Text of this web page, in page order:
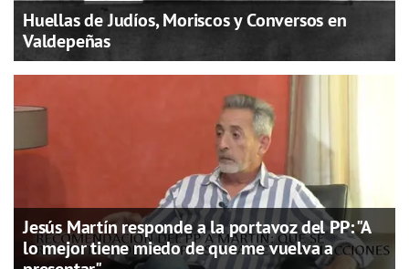
Huellas de Judíos, Moriscos y Conversos en
Valdepeñas
Jesús Martín responde a la portavoz del PP: "A
lo mejor tiene miedo de que me vuelva a